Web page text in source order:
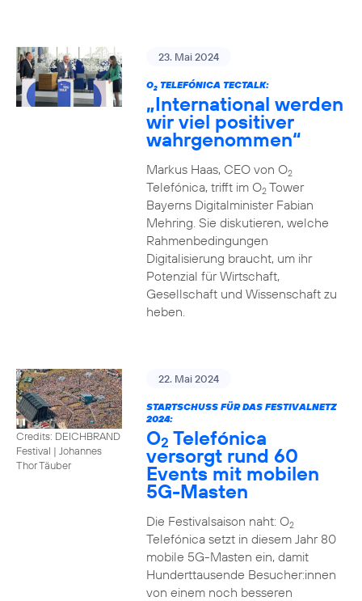
23. Mai 2024
O2TELEFÓNICA TECTALK:
„International werden
wir viel positiver
wahrgenommen“
Markus Haas, CEO von O2
Telefónica, trifft im O2Tower
Bayerns Digitalminister Fabian
Mehring. Sie diskutieren, welche
Rahmenbedingungen
Digitalisierung braucht, um ihr
Potenzial für Wirtschaft,
Gesellschaft und Wissenschaft zu
heben.
Credits: DEICHBRAND
Festival | Johannes
Thor Täuber
22. Mai 2024
STARTSCHUSS FÜR DAS FESTIVALNETZ
2024:
O2 Telefónica
versorgt rund 60
Events mit mobilen
5G-Masten
Die Festivalsaison naht: O2
Telefónica setzt in diesem Jahr 80
mobile 5G-Masten ein, damit
Hunderttausende Besucher:innen
von einem noch besseren